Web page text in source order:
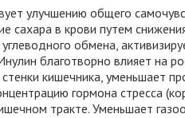
улучшению общего
сахара в крови путем
обмена,
благотворно влияет на
кишечника, уменьшает
гормона стресса
тракте. Уменьшает